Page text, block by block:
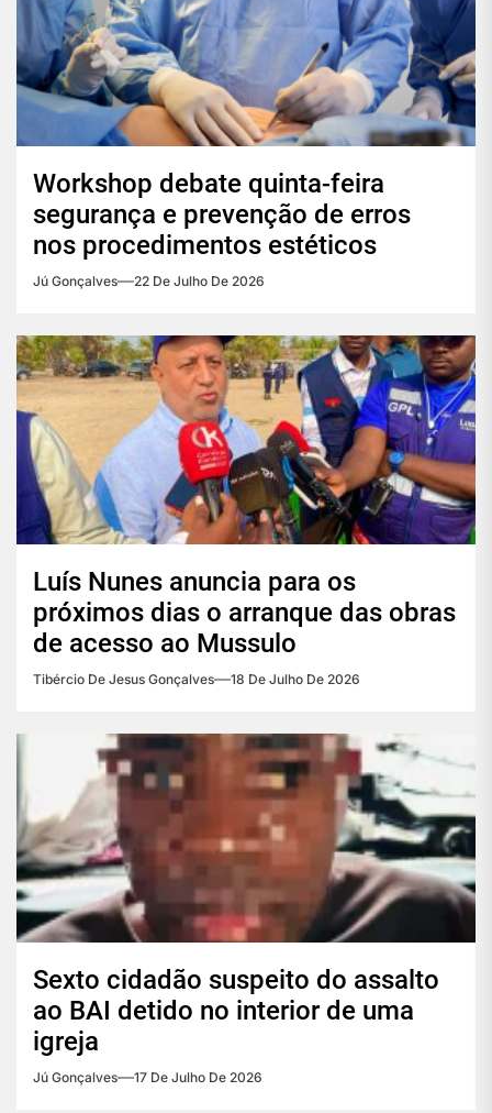
Workshop debate quinta-feira
segurança e prevenção de erros
nos procedimentos estéticos
Jú Gonçalves 22 De Julho De 2026
Luís Nunes anuncia para os
próximos dias o arranque das obras
de acesso ao Mussulo
Tibércio De Jesus Gonçalves 18 De Julho De 2026
Sexto cidadão suspeito do assalto
ao BAI detido no interior de uma
igreja
Jú Gonçalves 17 De Julho De 2026